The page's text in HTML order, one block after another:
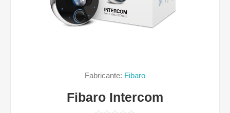
Fabricante: Fibaro
Fibaro Intercom